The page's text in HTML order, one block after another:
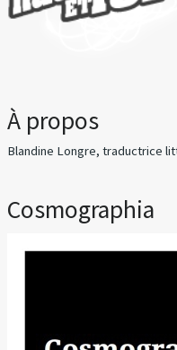
À propos
Blandine Longre, traductrice
Cosmographia